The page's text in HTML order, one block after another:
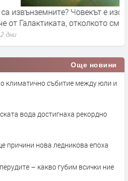
Човекът е изследвал много
отколкото смята
Още новини
климатично събитие между юли и
вода достигнаха рекордно
причини нова ледникова епоха
– какво губим всички ние